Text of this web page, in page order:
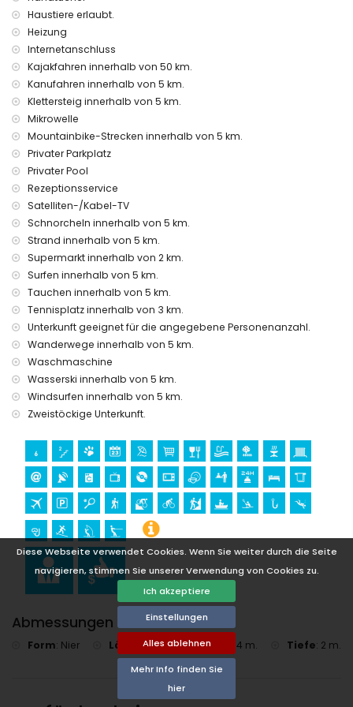
Diese Webseite verwendet Cookies. Wenn Sie weiter durch die Seite
navigieren, stimmen Sie unserer Verwendung von Cookies zu.
Ich akzeptiere
Einstellungen
Alles ablehnen
Mehr Info finden Sie
hier
Internet (WiFi)
Staubsauger sowie Bügeleisen und Bügelbrett
Bettwäsche und Handtücher
Empfangsservice und 24-Stunden-Notdienst
Zentralheizung
Einrichtungen und Dienstleistungen gegen Aufpreis
Flughafenservice
Zustellbett und Kinderbetten (auf Anfrage)
Unterhaltung und Freizeitaktivitäten für Ihren Urlaub in
Kino, Theater, Diskothek, Bar, Promenade (El Arenal und
Jávea) (innerhalb von 5 Kilometern vom Haus)
Sehenswürdigkeiten und Kultur in Jávea, Costa Blanca
Museum (Pueblo Histórico, Jávea), Kirche (Virgen de Loreto,
Puerto, Jávea), Ruine (Histórico de Jávea), architektonisches
Gebäude (Pueblo Histórico, Jávea) und historischer Ort
(Histórico de Jávea) (innerhalb von 5 Kilometern von der
Unterkunft)
Denkmal (Molinos de Viento und Jávea) (innerhalb von 10
Kilometern von der Unterkunft)
Kilometern von der Unterkunft)
Sport
Kanufahren, Angeln, Tauchen, Schnorcheln, Surfen,
Windsurfen und Wasserski (innerhalb von 5 Kilometern von
der Villa)
Golf (Jávea Golf Club, Jávea) und Reiten (innerhalb von 10
Kilometern von der Villa)
Kajakfahren (innerhalb von 50 Kilometern von der Villa)
Haustiere erlaubt.
Heizung
Internetanschluss
Kajakfahren innerhalb von 50 km.
Kanufahren innerhalb von 5 km.
Klettersteig innerhalb von 5 km.
Mikrowelle
Mountainbike-Strecken innerhalb von 5 km.
Privater Parkplatz
Privater Pool
Rezeptionsservice
Satelliten-/Kabel-TV
Schnorcheln innerhalb von 5 km.
Strand innerhalb von 5 km.
Supermarkt innerhalb von 2 km.
Surfen innerhalb von 5 km.
Tauchen innerhalb von 5 km.
Tennisplatz innerhalb von 3 km.
Unterkunft geeignet für die angegebene Personenanzahl.
Wanderwege innerhalb von 5 km.
Waschmaschine
Wasserski innerhalb von 5 km.
Windsurfen innerhalb von 5 km.
Zweistöckige Unterkunft.
Abmessungen Pool
Form: Nier Länge :8 m. Breite 4 m. Tiefe: 2 m.